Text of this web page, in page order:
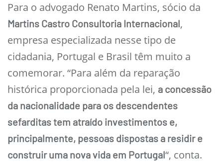
Para o advogado Renato Martins, sócio da
Martins Castro Consultoria Internacional,
empresa especializada nesse tipo de
cidadania, Portugal e Brasil têm muito a
comemorar. “Para além da reparação
histórica proporcionada pela lei, a concessão
da nacionalidade para os descendentes
sefarditas tem atraído investimentos e,
principalmente, pessoas dispostas a residir e
construir uma nova vida em Portugal“, conta.